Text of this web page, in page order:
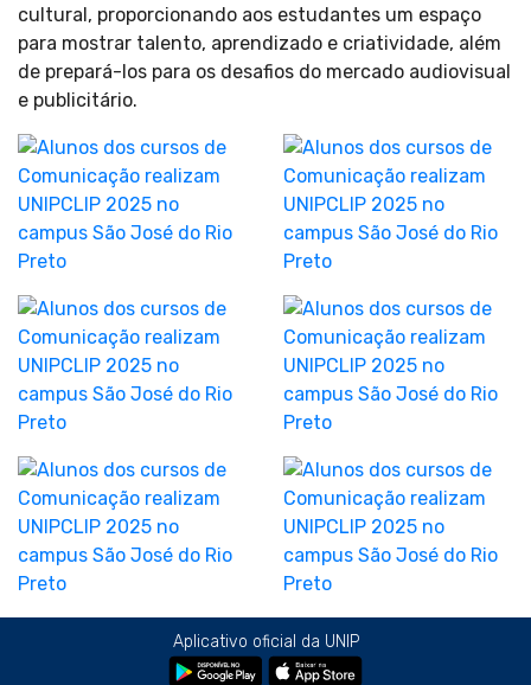
cultural, proporcionando aos estudantes um espaço
para mostrar talento, aprendizado e criatividade, além
de prepará-los para os desafios do mercado audiovisual
e publicitário.
Aplicativo oficial da UNIP